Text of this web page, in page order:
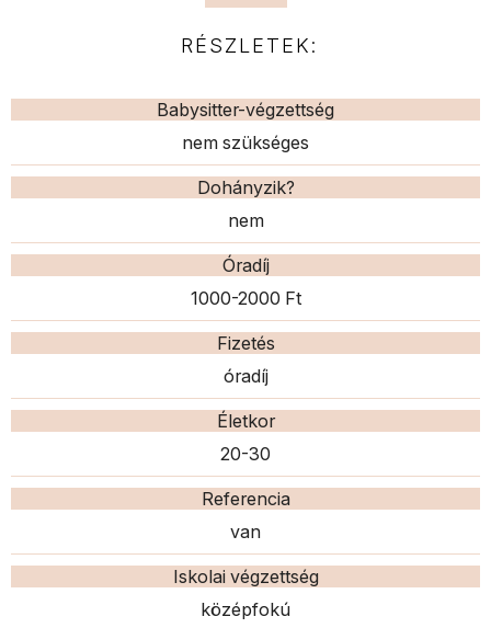
RÉSZLETEK:
Babysitter-végzettség
nem szükséges
Dohányzik?
nem
Óradíj
1000-2000 Ft
Fizetés
óradíj
Életkor
20-30
Referencia
van
Iskolai végzettség
középfokú